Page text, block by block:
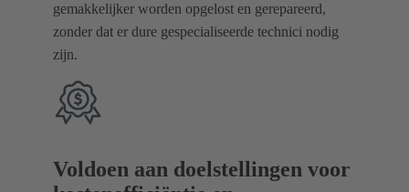
gemakkelijker worden opgelost en gerepareerd,
zonder dat er dure gespecialiseerde technici nodig
zijn.
Voldoen aan doelstellingen voor